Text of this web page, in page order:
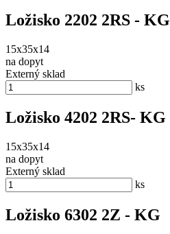
Ložisko 2202 2RS - KG
15x35x14
na dopyt
Externý sklad
ks
Ložisko 4202 2RS- KG
15x35x14
na dopyt
Externý sklad
ks
Ložisko 6302 2Z - KG